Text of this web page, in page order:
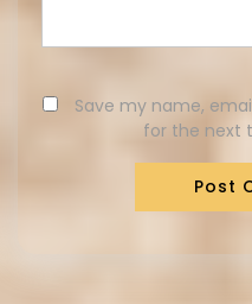
Save my name,
for the next